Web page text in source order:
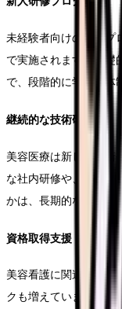
未経験者向けの研修プ
で実施されます。基礎
で、段階的に学べる体
継続的な技術研修
美容医療は新しい技術
な社内研修や、外部セ
かは、長期的なキャリ
資格取得支援
美容看護に関連する専
クも増えています。受